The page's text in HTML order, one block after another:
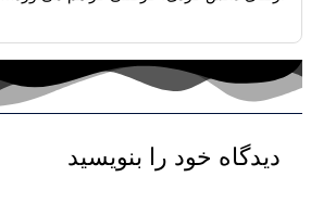
دیدگاه‌ خود را بنویسید